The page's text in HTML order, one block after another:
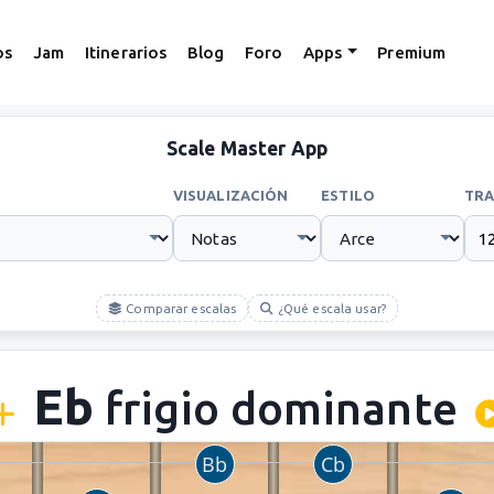
Jam Itinerarios Blog Foro Apps Premium
Scale Master App
VISUALIZACIÓN ESTILO
Comparar escalas ¿Qué escala usar?
Eb frigio dominante